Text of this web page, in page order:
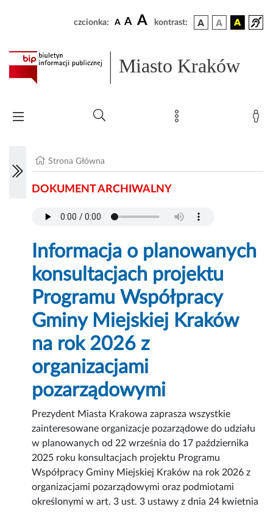
czcionka: A A A kontrast:
Miasto Kraków
Strona Główna
DOKUMENT ARCHIWALNY
Informacja o planowanych
konsultacjach projektu
Programu Współpracy
Gminy Miejskiej Kraków
na rok 2026 z
organizacjami
pozarządowymi
Prezydent Miasta Krakowa zaprasza wszystkie
zainteresowane organizacje pozarządowe do udziału
w planowanych od 22 września do 17 października
2025 roku konsultacjach projektu Programu
Współpracy Gminy Miejskiej Kraków na rok 2026 z
organizacjami pozarządowymi oraz podmiotami
określonymi w art. 3 ust. 3 ustawy z dnia 24 kwietnia